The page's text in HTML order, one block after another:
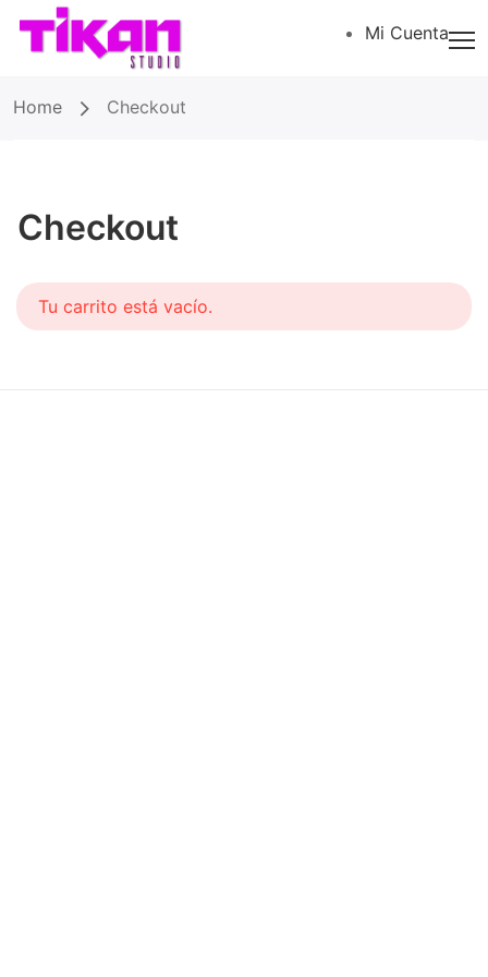
Mi Cuenta
Home Checkout
Checkout
Tu carrito está vacío.